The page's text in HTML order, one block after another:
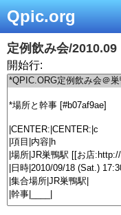
Qpic.org
定例飲み会/2010.09
開始行: